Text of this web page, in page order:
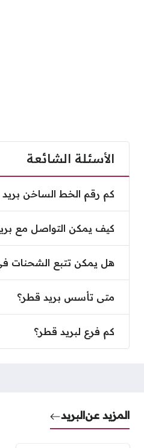
الأسئلة الشائعة
كم رقم الخط الساخن
كيف يمكن التواصل مع
هل يمكن تتبع الشحنات
متى تأسس بريد قطر؟
كم فرع لبريد قطر؟
المزيد عنالبريد